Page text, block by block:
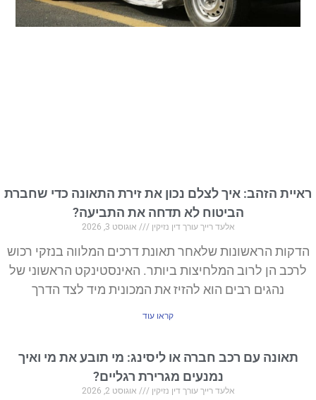
הזהב: איך לצלם נכון את זירת התאונה כדי שחברת
הביטוח לא תדחה את התביעה?
אלעד רייך עורך דין נזיקין אוגוסט 3, 2026
הראשונות שלאחר תאונת דרכים המלווה בנזקי רכוש
הן לרוב המלחיצות ביותר. האינסטינקט הראשוני של
נהגים רבים הוא להזיז את המכונית מיד לצד הדרך
קראו עוד
עם רכב חברה או ליסינג: מי תובע את מי ואיך
נמנעים מגרירת רגליים?
אלעד רייך עורך דין נזיקין אוגוסט 2, 2026